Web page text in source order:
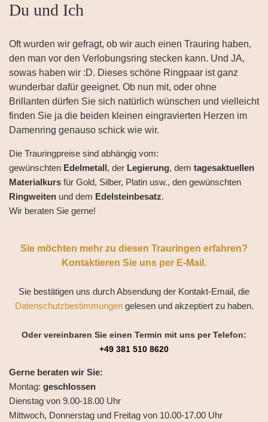
Du und Ich
Oft wurden wir gefragt, ob wir auch einen Trauring haben,
den man vor den Verlobungsring stecken kann. Und JA,
sowas haben wir :D. Dieses schöne Ringpaar ist ganz
wunderbar dafür geeignet. Ob nun mit, oder ohne
Brillanten dürfen Sie sich natürlich wünschen und vielleicht
finden Sie ja die beiden kleinen eingravierten Herzen im
Damenring genauso schick wie wir.
Die Trauringpreise sind abhängig vom:
gewünschten Edelmetall, der Legierung, dem tagesaktuellen
Materialkurs für Gold, Silber, Platin usw., den gewünschten
Ringweiten und dem Edelsteinbesatz.
Wir beraten Sie gerne!
Sie möchten mehr zu diesen Trauringen erfahren?
Kontaktieren Sie uns per E-Mail.
Sie bestätigen uns durch Absendung der Kontakt-Email, die
Datenschutzbestimmungengelesen und akzeptiert zu haben.
Oder vereinbaren Sie einen Termin mit uns per Telefon:
+49 381 510 8620
Gerne beraten wir Sie:
Montag: geschlossen
Dienstag von 9.00-18.00 Uhr
Mittwoch, Donnerstag und Freitag von 10.00-17.00 Uhr